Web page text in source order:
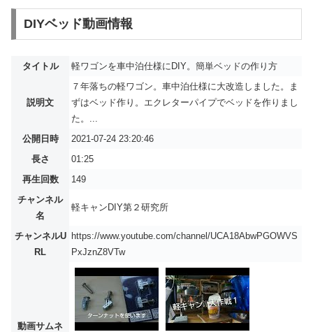
DIYベッド動画情報
タイトル 軽ワゴンを車中泊仕様にDIY。簡単ベッドの作り方
説明文
７年落ちの軽ワゴン。車中泊仕様に大改造しました。ま
ずはベッド作り。エクレターパイプでベッドを作りまし
た。...
公開日時
2021-07-24 23:20:46
長さ
01:25
再生回数
149
チャンネル
名
軽キャンDIY第２研究所
チャンネルU
RL
https://www.youtube.com/channel/UCA18AbwPGOWVS
PxJznZ8VTw
動画サムネ